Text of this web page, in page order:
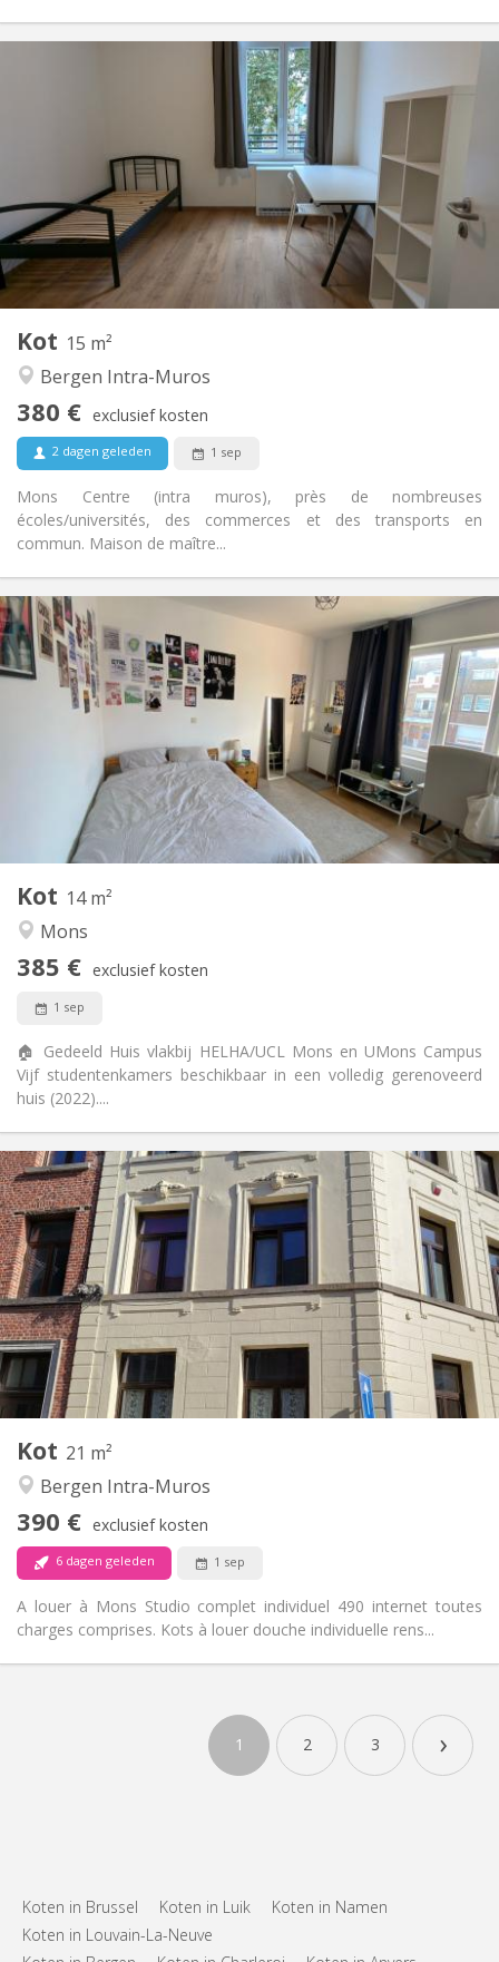
Kot 15 m²
Bergen Intra-Muros
380 € exclusief kosten
2 dagen geleden 1 sep
Mons Centre (intra muros), près de nombreuses
écoles/universités, des commerces et des transports en
commun. Maison de maître...
Praktische Informatie
Huur:
380 €
Kosten:
100 €
12 maanden
Domiciliëring:
Nee
Inrichting
Badkamer:
Gemeenschappelijk
Keuken:
Gemeenschappelijk
Oppervlakte:
15 m
Private kamers:
1
Ernstig, gemeenschappelijk, hartelijk, rustig
Kot 14 m²
Mons
385 € exclusief kosten
1 sep
🏠 Gedeeld Huis vlakbij HELHA/UCL Mons en UMons Campus
Vijf studentenkamers beschikbaar in een volledig gerenoveerd
huis (2022)....
Praktische Informatie
Huur:
385 €
Kosten:
90 €
Duur:
12 maanden
Domiciliëring:
Toegelaten
Inrichting
Badkamer:
Gemeenschappelijk
Keuken:
Gemeenschappelijk
Oppervlakte:
14 m
Private kamers:
1
Rustig, gemeenschappelijk, ernstig, hartelijk
Kot 21 m²
Bergen Intra-Muros
390 € exclusief kosten
6 dagen geleden 1 sep
A louer à Mons Studio complet individuel 490 internet toutes
charges comprises. Kots à louer douche individuelle rens...
Praktische Informatie
Huur:
390 €
Kosten:
100 €
Duur:
11 maanden
Domiciliëring:
Nee
Inrichting
Badkamer:
Privaat
Keuken:
Gemeenschappelijk
Oppervlakte:
21 m
Private kamers:
1
1 2 3 ›
Koten in Brussel Koten in Luik
Koten in Namen
Koten in Louvain-La-Neuve